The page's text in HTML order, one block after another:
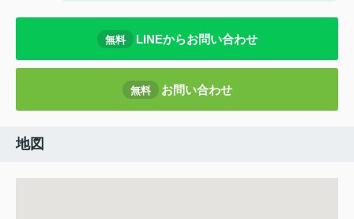
無料 LINEからお問い合わせ
無料 お問い合わせ
地図